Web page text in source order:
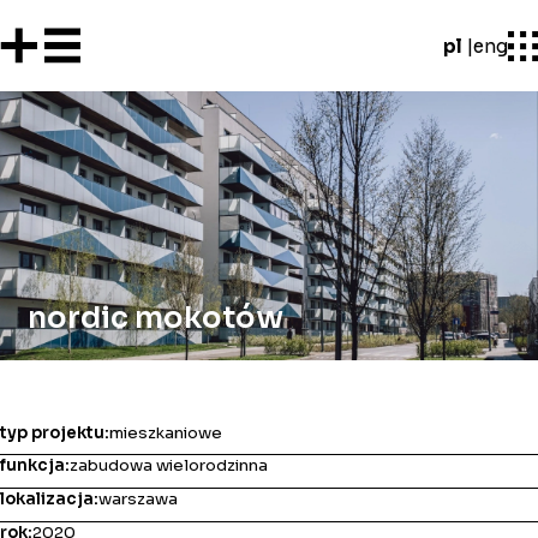
pl eng
nordic mokotów
typ projektu:mieszkaniowe
funkcja:zabudowa wielorodzinna
lokalizacja:warszawa
rok:2020